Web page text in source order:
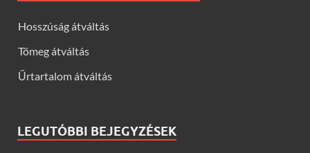
Hosszúság átváltás
Tömeg átváltás
Űrtartalom átváltás
LEGUTÓBBI BEJEGYZÉSEK